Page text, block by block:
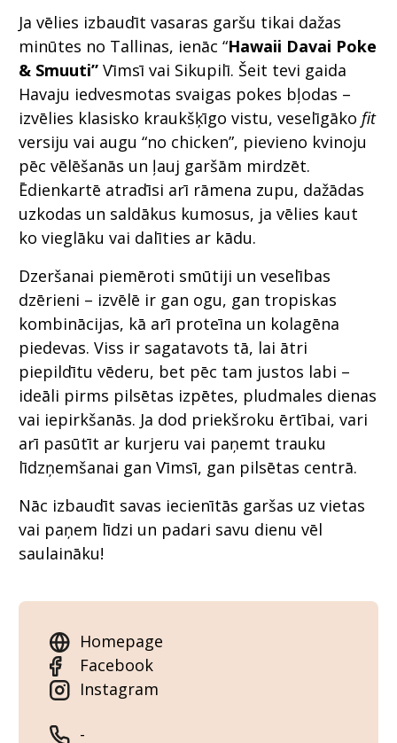
Ja vēlies izbaudīt vasaras garšu tikai dažas
minūtes no Tallinas, ienāc “Hawaii Davai Poke
& Smuuti” Vīmsī vai Sikupilī. Šeit tevi gaida
Havaju iedvesmotas svaigas pokes bļodas –
izvēlies klasisko kraukšķīgo vistu, veselīgāko fit
versiju vai augu “no chicken”, pievieno kvinoju
pēc vēlēšanās un ļauj garšām mirdzēt.
Ēdienkartē atradīsi arī rāmena zupu, dažādas
uzkodas un saldākus kumosus, ja vēlies kaut
ko vieglāku vai dalīties ar kādu.
Dzeršanai piemēroti smūtiji un veselības
dzērieni – izvēlē ir gan ogu, gan tropiskas
kombinācijas, kā arī proteīna un kolagēna
piedevas. Viss ir sagatavots tā, lai ātri
piepildītu vēderu, bet pēc tam justos labi –
ideāli pirms pilsētas izpētes, pludmales dienas
vai iepirkšanās. Ja dod priekšroku ērtībai, vari
arī pasūtīt ar kurjeru vai paņemt trauku
līdzņemšanai gan Vīmsī, gan pilsētas centrā.
Nāc izbaudīt savas iecienītās garšas uz vietas
vai paņem līdzi un padari savu dienu vēl
saulaināku!
Homepage
Facebook
Instagram
-